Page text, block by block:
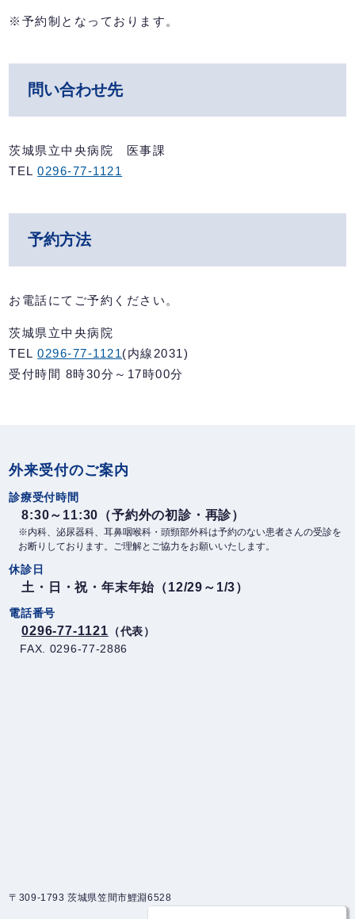
※予約制となっております。
問い合わせ先
茨城県立中央病院 医事課
TEL0296-77-1121
予約方法
お電話にてご予約ください。
茨城県立中央病院
TEL0296-77-1121(内線2031)
受付時間 8時30分～17時00分
外来受付のご案内
診療受付時間
8:30～11:30（予約外の初診・再診）
※内科、泌尿器科、耳鼻咽喉科・頭頸部外科は予約のない患者さんの受診を
お断りしております。ご理解とご協力をお願いいたします。
休診日
土・日・祝・年末年始（12/29～1/3）
電話番号
0296-77-1121 （代表）
FAX. 0296-77-2886
〒309-1793 茨城県笠間市鯉淵6528